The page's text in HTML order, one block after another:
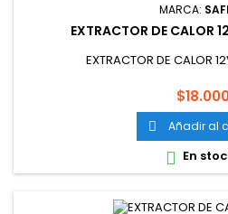
MARCA:
EXTRACTOR DE CALOR
EXTRACTOR DE CALOR
Precio
 Añadir al
 En